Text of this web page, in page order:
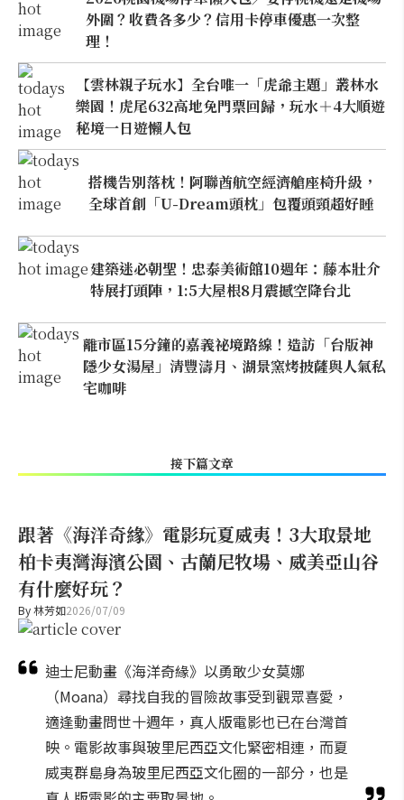
外圍？收費各多少？信用卡停車優惠一次整
理！
【雲林親子玩水】全台唯一「虎爺主題」叢林水
樂園！虎尾632高地免門票回歸，玩水＋4大順遊
秘境一日遊懶人包
搭機告別落枕！阿聯酋航空經濟艙座椅升級，
全球首創「U-Dream頭枕」包覆頭頸超好睡
建築迷必朝聖！忠泰美術館10週年：藤本壯介
特展打頭陣，1:5大屋根8月震撼空降台北
離市區15分鐘的嘉義祕境路線！造訪「台版神
隱少女湯屋」清豐濤月、湖景窯烤披薩與人氣私
宅咖啡
接下篇文章
跟著《海洋奇緣》電影玩夏威夷！3大取景地
柏卡夷灣海濱公園、古蘭尼牧場、威美亞山谷
有什麼好玩？
By林芳如2026/07/09
迪士尼動畫《海洋奇緣》以勇敢少女莫娜
（Moana）尋找自我的冒險故事受到觀眾喜愛，
適逢動畫問世十週年，真人版電影也已在台灣首
映。電影故事與玻里尼西亞文化緊密相連，而夏
威夷群島身為玻里尼西亞文化圈的一部分，也是